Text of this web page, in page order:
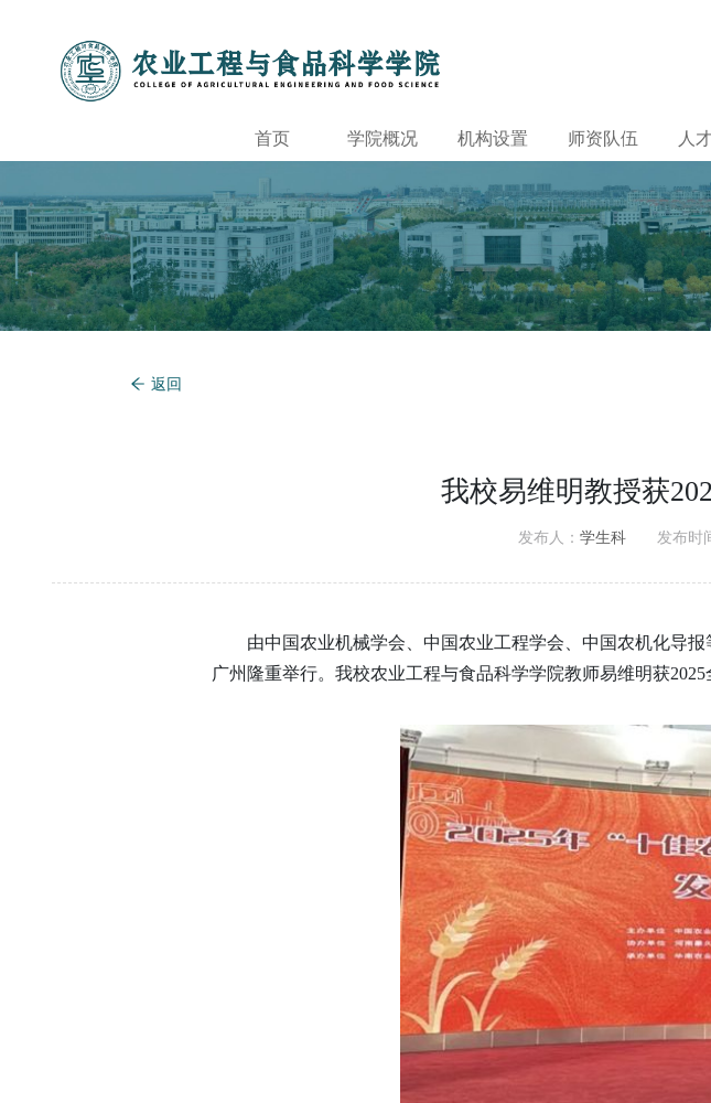
首页 学院概况 机构设置 师资队伍 人
返回
我校易维明教授获
发布人： 学生科 发布时
由中国农业机械学会、中国农业工程学会、中国农机化导
广州隆重举行。我校农业工程与食品科学学院教师易维明获2025